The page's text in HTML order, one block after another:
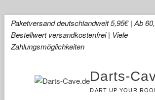
Skip
content
Paketversand deutschlandweit 5,95€ | Ab
Bestellwert versandkostenfrei | Viele
Zahlungsmöglichkeiten
Darts-
DART UP YOUR